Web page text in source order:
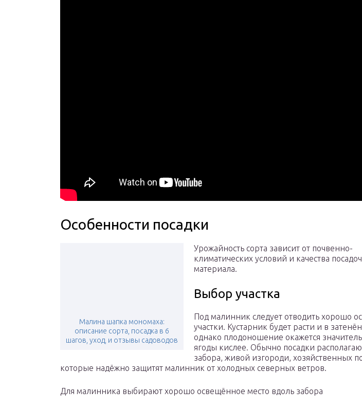
Особенности посадки
Малина шапка мономаха:
описание сорта, посадка в 6
шагов, уход, и отзывы садоводов
Урожайность сорта зависит от почвенно-
климатических условий и качества
материала.
Выбор участка
Под малинник следует отводить хорошо
участки. Кустарник будет расти и в
однако плодоношение окажется
ягоды кислее. Обычно посадки
забора, живой изгороди, хозяйственных
которые надёжно защитят малинник от холодных северных ветров.
Для малинника выбирают хорошо освещённое место вдоль забора